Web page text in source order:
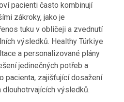
pacienti často kombinují
zákroky, jako je
tuku v obličeji a zvednutí
výsledků. Healthy Türkiye
a personalizované plány
jedinečných potřeb a
pacienta, zajišťující dosažení
výsledků.